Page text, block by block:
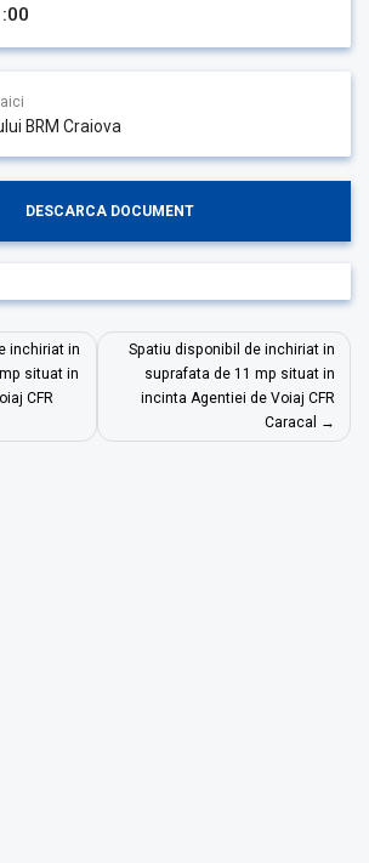
BRM Craiova
DESCARCA DOCUMENT
inchiriat in
situat in
CFR
Spatiu disponibil de inchiriat in
suprafata de 11 mp situat in
incinta Agentiei de Voiaj CFR
Caracal